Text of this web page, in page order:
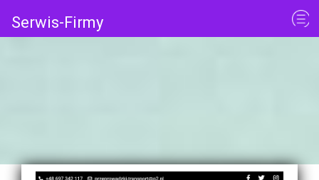
Serwis-Firmy